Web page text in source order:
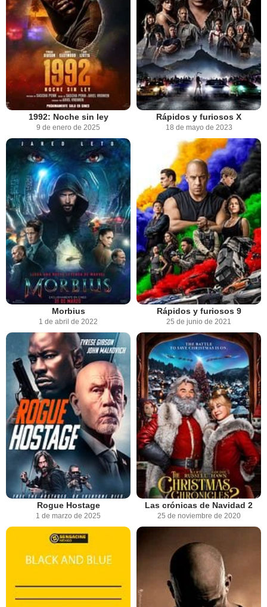
1992: Noche sin ley
9 de enero de 2025
Rápidos y furiosos X
18 de mayo de 2023
Morbius
1 de abril de 2022
Rápidos y furiosos 9
25 de junio de 2021
Rogue Hostage
1 de marzo de 2025
Las crónicas de Navidad 2
25 de noviembre de 2020